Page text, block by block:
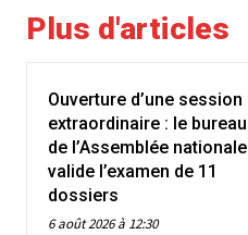
Plus d'articles
Ouverture d’une session
extraordinaire : le bureau
de l’Assemblée nationale
valide l’examen de 11
dossiers
6 août 2026 à 12:30